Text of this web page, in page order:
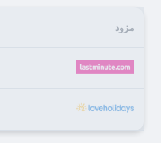
مزود